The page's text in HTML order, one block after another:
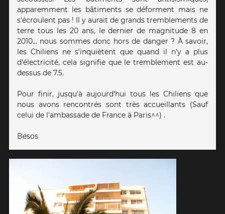
apparemment les bâtiments se déforment mais ne
s'écroulent pas ! Il y aurait de grands tremblements de
terre tous les 20 ans, le dernier de magnitude 8 en
2010... nous sommes donc hors de danger ? À savoir,
les Chiliens ne s'inquiètent que quand il n'y a plus
d'électricité, cela signifie que le tremblement est au-
dessus de 7.5.
Pour finir, jusqu'à aujourd'hui tous les Chiliens que
nous avons rencontrés sont très accueillants (Sauf
celui de l'ambassade de France à Paris^^) .
Besos